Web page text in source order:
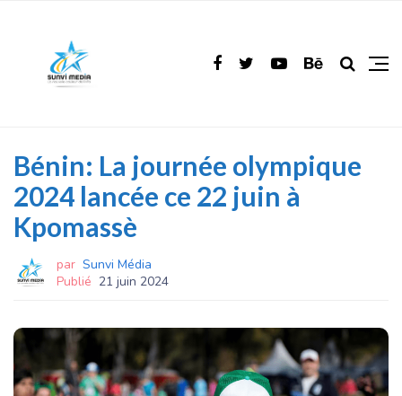
Bénin: La journée olympique
2024 lancée ce 22 juin à
Kpomassè
par Sunvi Média
Publié 21 juin 2024